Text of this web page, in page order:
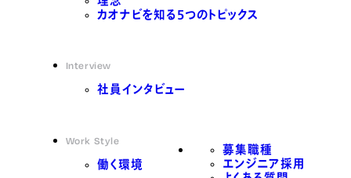
カオナビを知る5つのトピックス
Interview
社員インタビュー
Work Style
働く環境
募集職種
エンジニア採用